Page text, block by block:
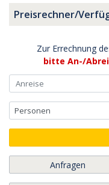
Preisrechner/
Zur Errechnung
bitte An-/
Anfragen